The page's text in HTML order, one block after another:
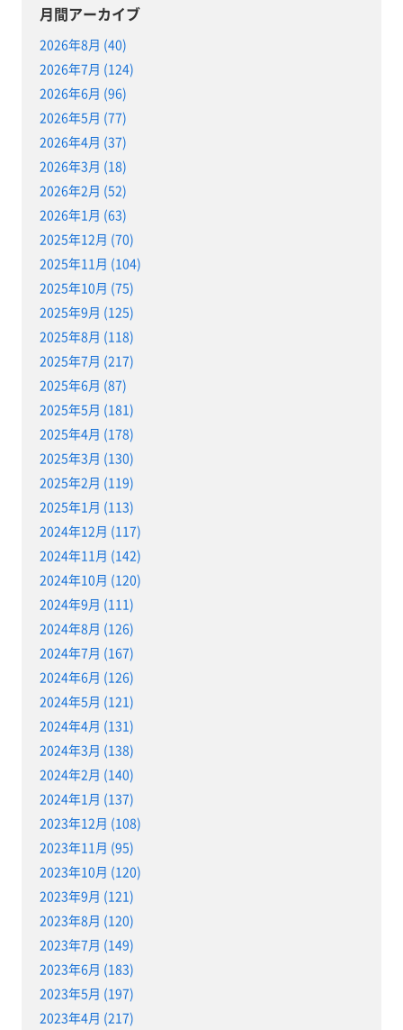
月間アーカイブ
2026年8月 (40)
2026年7月 (124)
2026年6月 (96)
2026年5月 (77)
2026年4月 (37)
2026年3月 (18)
2026年2月 (52)
2026年1月 (63)
2025年12月 (70)
2025年11月 (104)
2025年10月 (75)
2025年9月 (125)
2025年8月 (118)
2025年7月 (217)
2025年6月 (87)
2025年5月 (181)
2025年4月 (178)
2025年3月 (130)
2025年2月 (119)
2025年1月 (113)
2024年12月 (117)
2024年11月 (142)
2024年10月 (120)
2024年9月 (111)
2024年8月 (126)
2024年7月 (167)
2024年6月 (126)
2024年5月 (121)
2024年4月 (131)
2024年3月 (138)
2024年2月 (140)
2024年1月 (137)
2023年12月 (108)
2023年11月 (95)
2023年10月 (120)
2023年9月 (121)
2023年8月 (120)
2023年7月 (149)
2023年6月 (183)
2023年5月 (197)
2023年4月 (217)